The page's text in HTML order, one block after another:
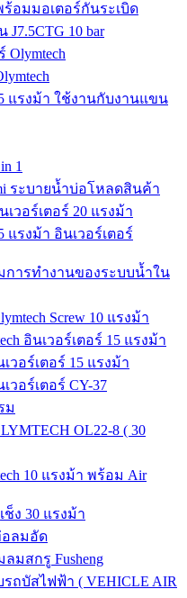
ร้อมมอเตอร์กันระเบิด
10 bar
Olymtech
แรงม้า ใช้งานกับงานแขน
1
ระบายน้ำบ่อโหลดสินค้า
วอร์เตอร์ 20 แรงม้า
รงม้า อินเวอร์เตอร์
การทำงานของระบบน้ำใน
Screw 10 แรงม้า
อินเวอร์เตอร์ 15 แรงม้า
อร์เตอร์ 15 แรงม้า
อร์เตอร์ CY-37
ม
OL22-8 ( 30
10 แรงม้า พร้อม Air
ง 30 แรงม้า
อลมอัด
มสกรู Fusheng
ถบัสไฟฟ้า ( VEHICLE AIR